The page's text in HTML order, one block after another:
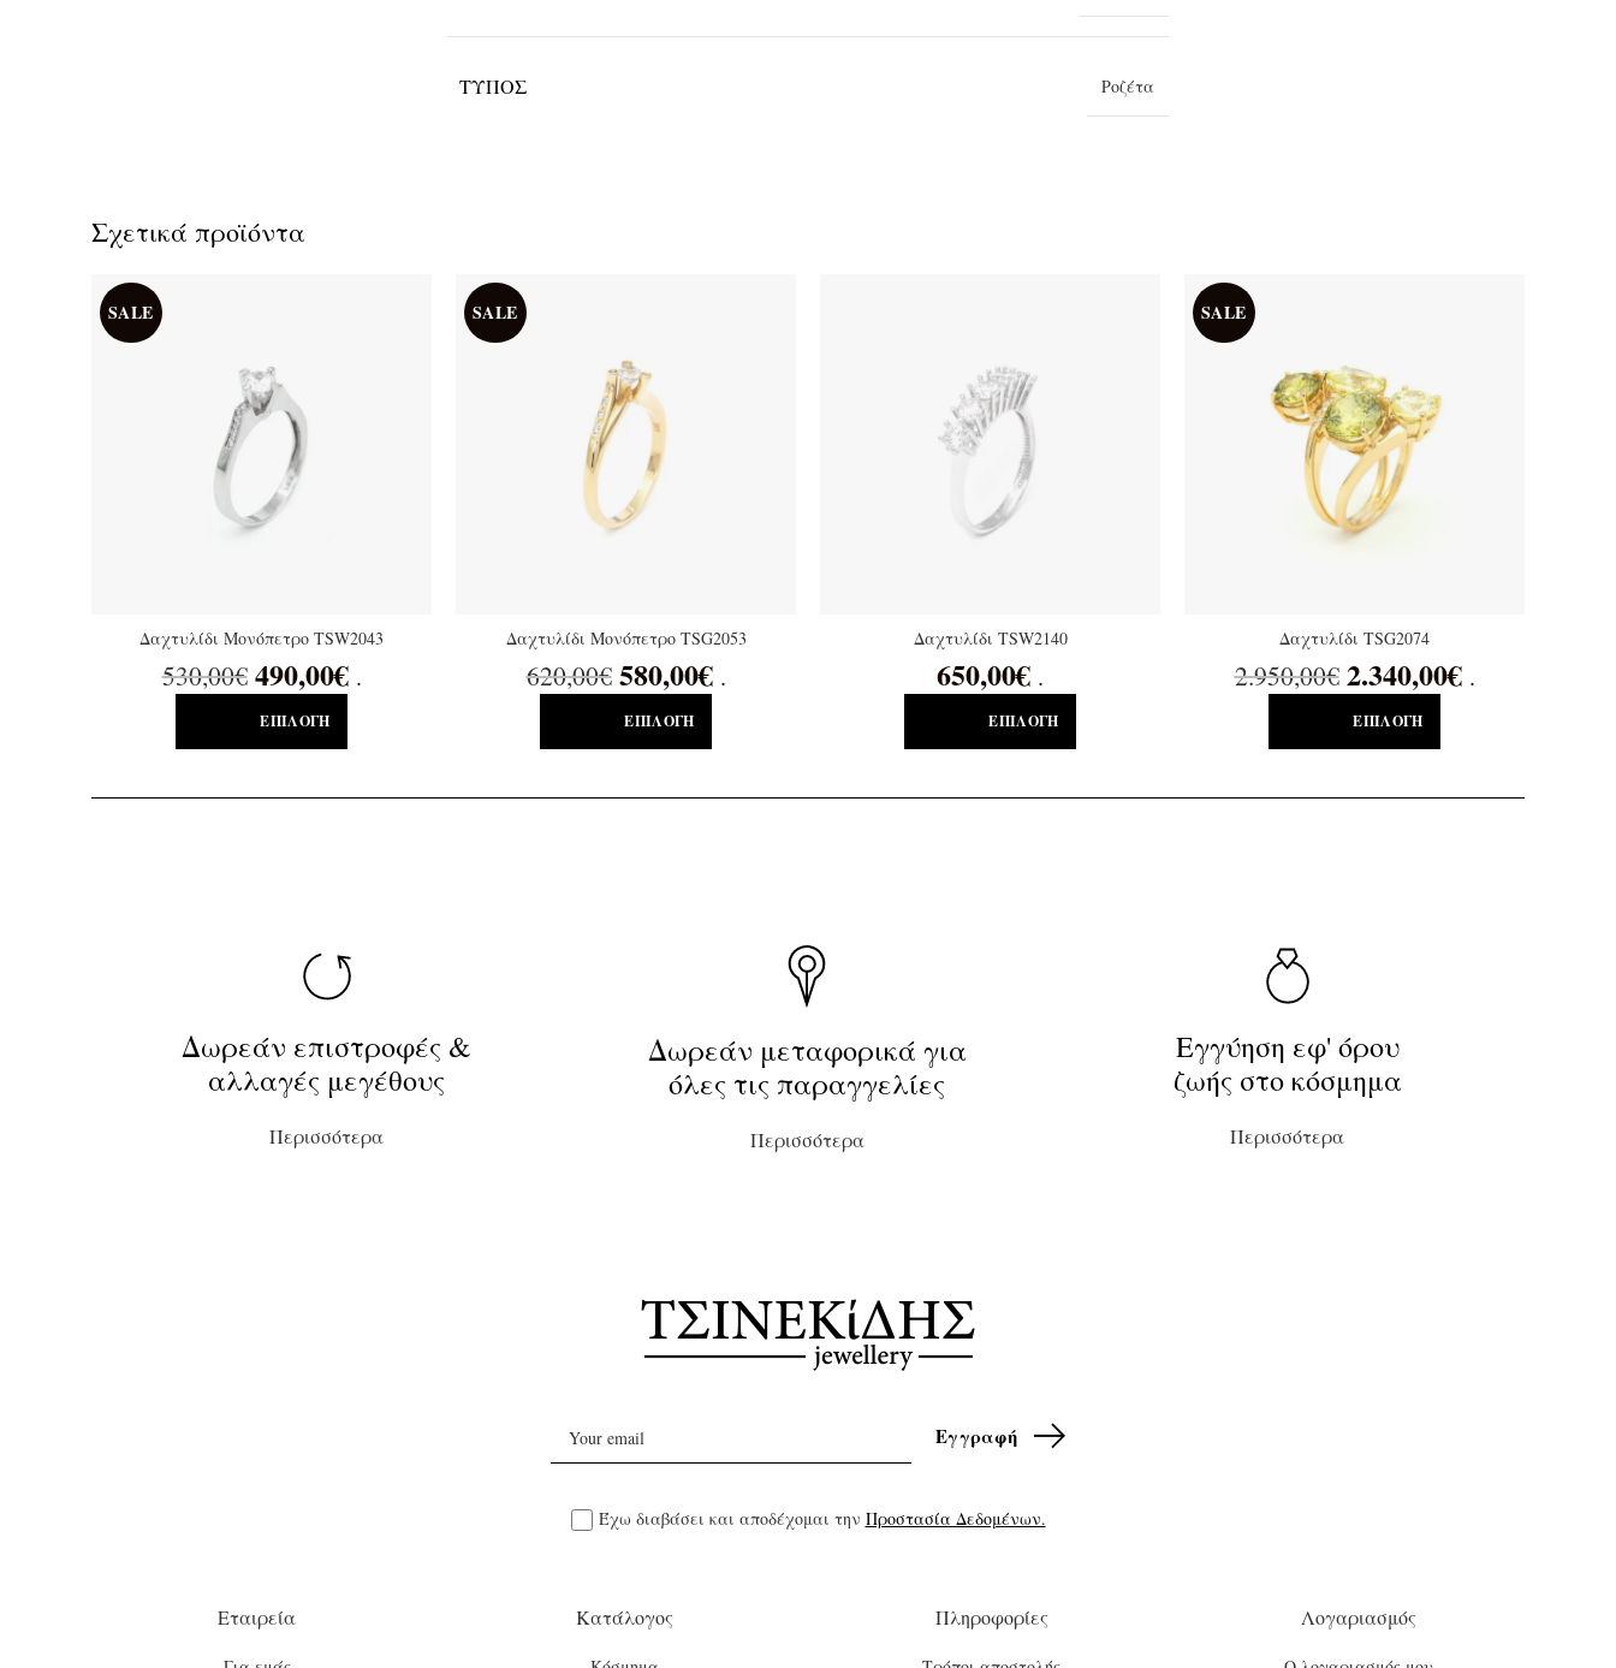
ΤΎΠΟΣ Ροζέτα
Σχετικά προϊόντα
SALE
Δαχτυλίδι Μονόπετρο TSW2043
530,00€ 490,00€ .
ΕΠΙΛΟΓΉ
SALE
Δαχτυλίδι Μονόπετρο TSG2053
620,00€ 580,00€ .
ΕΠΙΛΟΓΉ
Δαχτυλίδι TSW2140
650,00€ .
ΕΠΙΛΟΓΉ
SALE
Δαχτυλίδι TSG2074
2.950,00€ 2.340,00€ .
ΕΠΙΛΟΓΉ
Δωρεάν επιστροφές &
αλλαγές μεγέθους
Περισσότερα
Δωρεάν μεταφορικά για
όλες τις παραγγελίες
Περισσότερα
Εγγύηση εφ' όρου
ζωής στο κόσμημα
Περισσότερα
Έχω διαβάσει και αποδέχομαι την Προστασία Δεδομένων.
Εταιρεία Κατάλογος Πληροφορίες Λογαριασμός